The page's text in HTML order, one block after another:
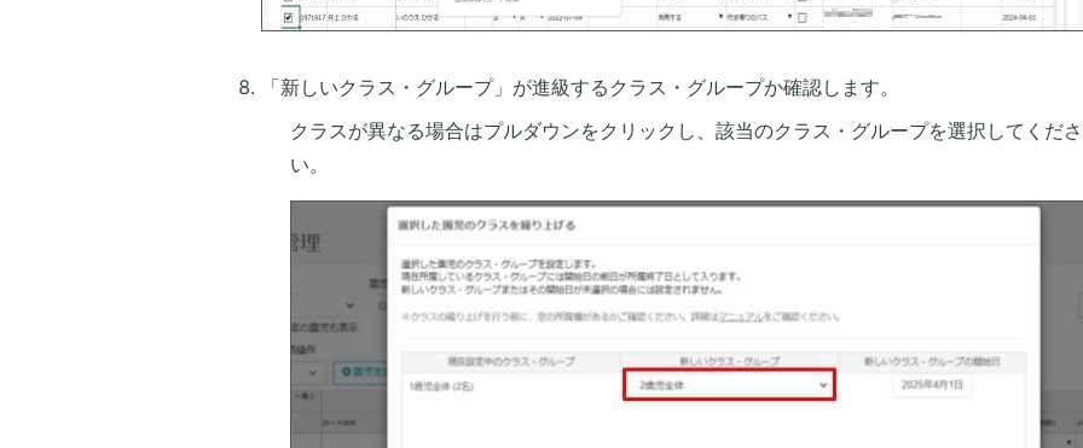
「新しいクラス・グループ」が進級するクラス・グループか確認します。
クラスが異なる場合はプルダウンをクリックし、該当のクラス・グループを選択してくださ
い。